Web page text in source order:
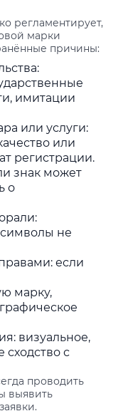
регламентирует,
марки
причины:
имитации
или услуги:
или
регистрации.
знак может
о
не
если
марку,
визуальное,
с
проводить
выявить